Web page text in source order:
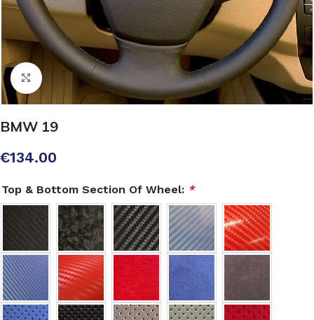
Click to enlarge
BMW 19
€134.00
Top & Bottom Section Of Wheel: *